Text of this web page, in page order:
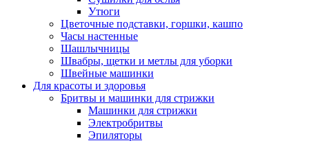
Утюги
Цветочные подставки, горшки, кашпо
Часы настенные
Шашлычницы
Швабры, щетки и метлы для уборки
Швейные машинки
Для красоты и здоровья
Бритвы и машинки для стрижки
Машинки для стрижки
Электробритвы
Эпиляторы